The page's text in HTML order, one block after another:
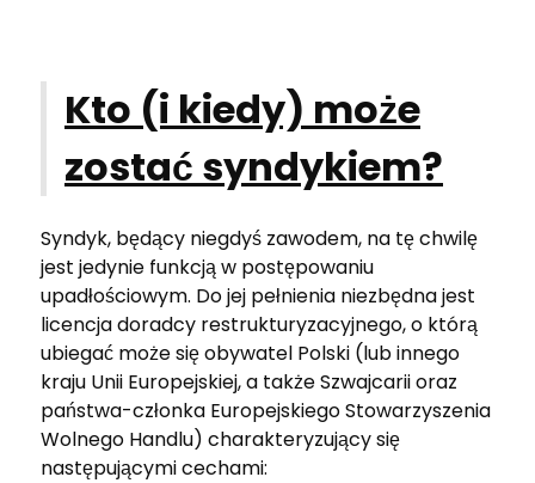
Kto (i kiedy) może
zostać syndykiem?
Syndyk, będący niegdyś zawodem, na tę chwilę
jest jedynie funkcją w postępowaniu
upadłościowym. Do jej pełnienia niezbędna jest
licencja doradcy restrukturyzacyjnego, o którą
ubiegać może się obywatel Polski (lub innego
kraju Unii Europejskiej, a także Szwajcarii oraz
państwa-członka Europejskiego Stowarzyszenia
Wolnego Handlu) charakteryzujący się
następującymi cechami: